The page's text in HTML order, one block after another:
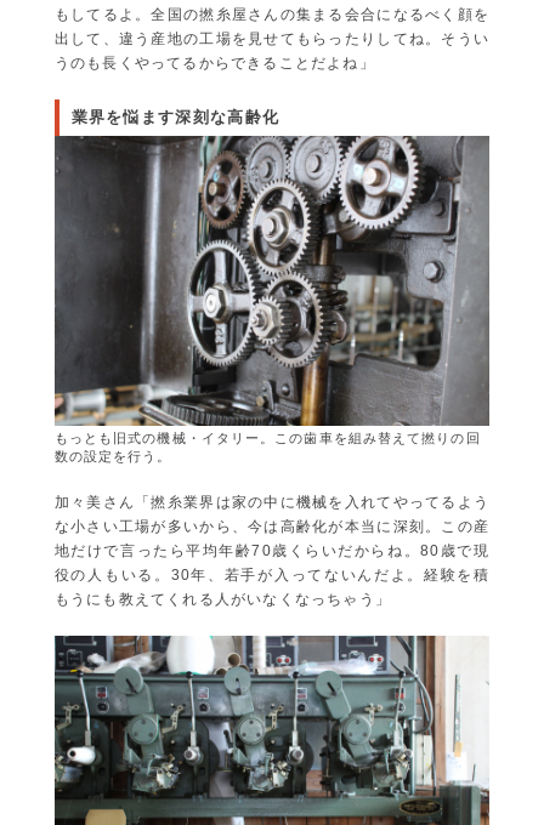
もしてるよ。全国の撚糸屋さんの集まる会合になるべく顔を
出して、違う産地の工場を見せてもらったりしてね。そうい
うのも長くやってるからできることだよね」
業界を悩ます深刻な高齢化
もっとも旧式の機械・イタリー。この歯車を組み替えて撚りの回
数の設定を行う。
加々美さん「撚糸業界は家の中に機械を入れてやってるよう
な小さい工場が多いから、今は高齢化が本当に深刻。この産
地だけで言ったら平均年齢70歳くらいだからね。80歳で現
役の人もいる。30年、若手が入ってないんだよ。経験を積
もうにも教えてくれる人がいなくなっちゃう」